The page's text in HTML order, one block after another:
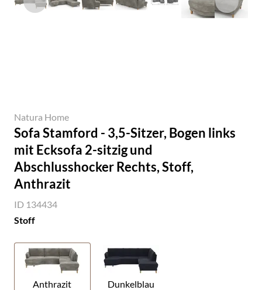
Natura Home
Sofa Stamford - 3,5-Sitzer, Bogen links
mit Ecksofa 2-sitzig und
Abschlusshocker Rechts, Stoff,
Anthrazit
ID 134434
Stoff
Anthrazit Dunkelblau